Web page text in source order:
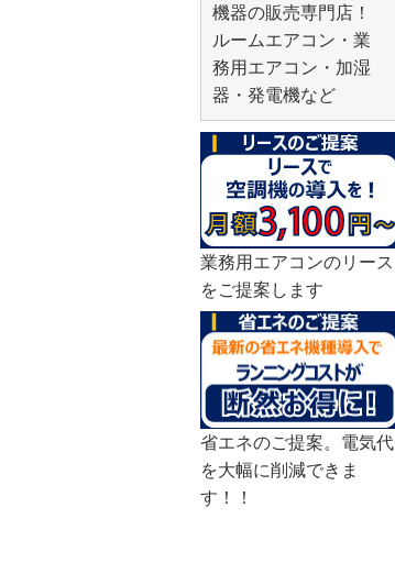
機器の販売専門店！
ルームエアコン・業
務用エアコン・加湿
器・発電機など
業務用エアコンのリース
をご提案します
省エネのご提案。電気代
を大幅に削減できま
す！！